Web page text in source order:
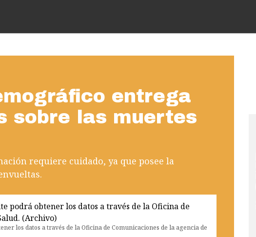
entrega
sobre las muertes
requiere cuidado, ya que posee la
los datos a través de la Oficina de Comunicaciones de la agencia de